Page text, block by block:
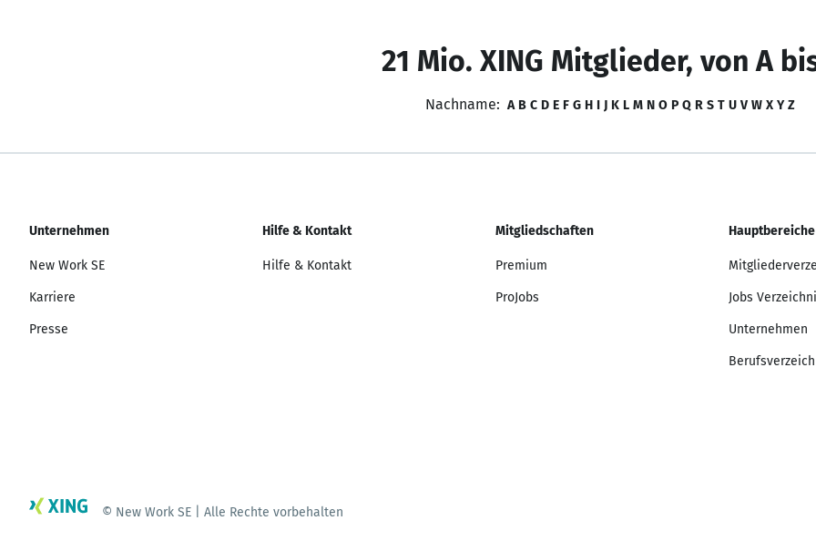
21 Mio. XING Mitglieder, von A
Nachname: A B C D E F G H I J K L M N O P Q R S T U V W X Y Z
Unternehmen
New Work SE
Karriere
Presse
Hilfe & Kontakt
Hilfe & Kontakt
Mitgliedschaften
Premium
ProJobs
Hauptbereiche
Jobs
Unternehmen
© New Work SE | Alle Rechte vorbehalten